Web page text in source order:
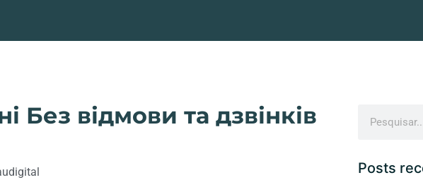
Без відмови та дзвінків
Posts